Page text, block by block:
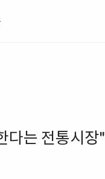
다는 전통시장"